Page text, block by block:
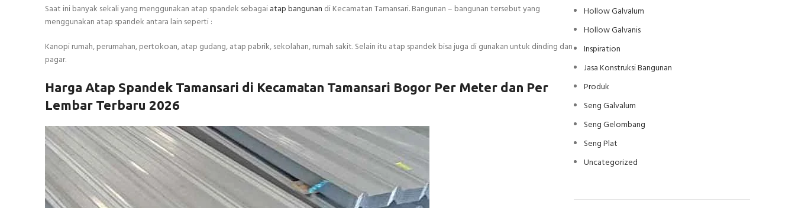
Saat ini banyak sekali yang menggunakan atap spandek sebagaiatap bangunan di Kecamatan Tamansari. Bangunan – bangunan tersebut yang
menggunakan atap spandek antara lain seperti :
Kanopi rumah, perumahan, pertokoan, atap gudang, atap pabrik, sekolahan, rumah sakit. Selain itu atap spandek bisa juga di gunakan untuk dinding dan
pagar.
Harga Atap Spandek Tamansari di Kecamatan Tamansari Bogor Per Meter dan Per
Lembar Terbaru 2026
Hollow Galvalum
Hollow Galvanis
Inspiration
Jasa Konstruksi Bangunan
Produk
Seng Galvalum
Seng Gelombang
Seng Plat
Uncategorized